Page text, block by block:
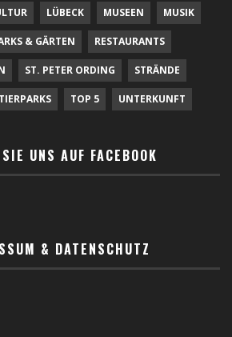
LÜBECK MUSEEN MUSIK
& GÄRTEN RESTAURANTS
ST. PETER ORDING STRÄNDE
TIERPARKS TOP 5 UNTERKUNFT
UNS AUF FACEBOOK
& DATENSCHUTZ